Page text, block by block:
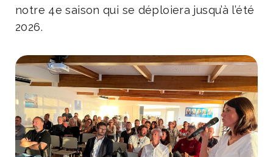
notre 4e saison qui se déploiera jusqu’à l’été
2026.